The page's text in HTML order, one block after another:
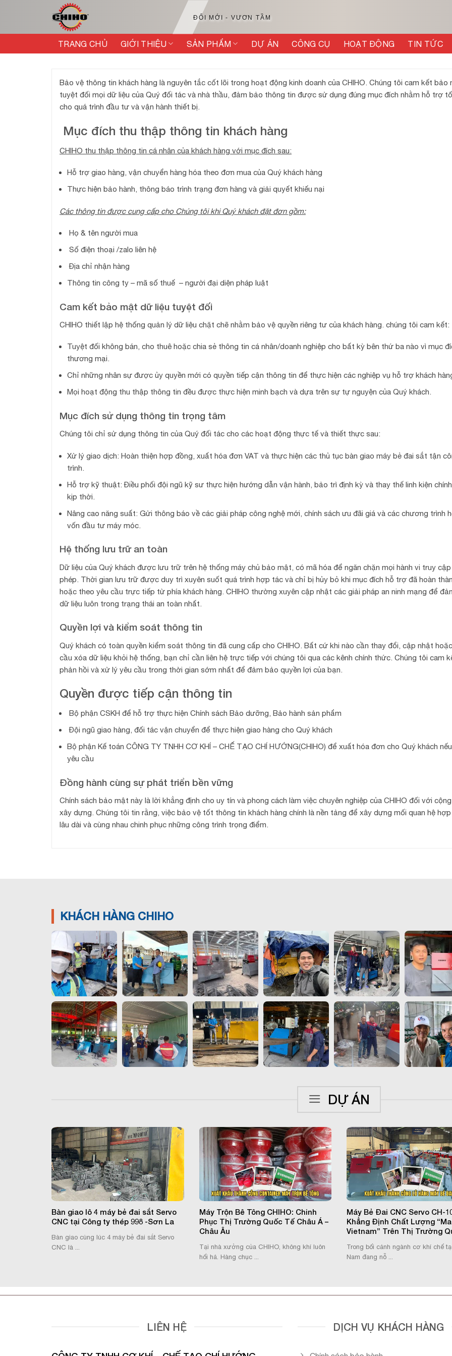
ĐỔI MỚI - VƯƠN TẦM
TRANG CHỦ GIỚI THIỆU SẢN PHẨM DỰ ÁN CÔNG CỤ HOẠT ĐỘNG TIN TỨC
Bảo vệ thông tin khách hàng là nguyên tắc cốt lõi trong hoạt động kinh doanh của CHIHO. Chúng tôi cam kết bảo
tuyệt đối mọi dữ liệu của Quý đối tác và nhà thầu, đảm bảo thông tin được sử dụng đúng mục đích nhằm hỗ trợ
cho quá trình đầu tư và vận hành thiết bị.
Mục đích thu thập thông tin khách hàng
CHIHO thu thập thông tin cá nhân của khách hàng với mục đích sau:
Hỗ trợ giao hàng, vận chuyển hàng hóa theo đơn mua của Quý khách hàng
Thực hiện bảo hành, thông báo trình trạng đơn hàng và giải quyết khiếu nại
Các thông tin được cung cấp cho Chúng tôi khi Quý khách đặt đơn gồm:
Họ & tên người mua
Số điện thoại /zalo liên hệ
Địa chỉ nhận hàng
Thông tin công ty – mã số thuế – người đại diện pháp luật
Cam kết bảo mật dữ liệu tuyệt đối
CHIHO thiết lập hệ thống quản lý dữ liệu chặt chẽ nhằm bảo vệ quyền riêng tư của khách hàng. chúng tôi cam kết:
Tuyệt đối không bán, cho thuê hoặc chia sẻ thông tin cá nhân/doanh nghiệp cho bất kỳ bên thứ ba nào vì mục
thương mại.
Chỉ những nhân sự được ủy quyền mới có quyền tiếp cận thông tin để thực hiện các nghiệp vụ hỗ trợ khách
Mọi hoạt động thu thập thông tin đều được thực hiện minh bạch và dựa trên sự tự nguyện của Quý khách.
Mục đích sử dụng thông tin trọng tâm
Chúng tôi chỉ sử dụng thông tin của Quý đối tác cho các hoạt động thực tế và thiết thực sau:
Xử lý giao dịch: Hoàn thiện hợp đồng, xuất hóa đơn VAT và thực hiện các thủ tục bàn giao máy bẻ đai sắt tận
trình.
Hỗ trợ kỹ thuật: Điều phối đội ngũ kỹ sư thực hiện hướng dẫn vận hành, bảo trì định kỳ và thay thế linh kiện
kịp thời.
Nâng cao năng suất: Gửi thông báo về các giải pháp công nghệ mới, chính sách ưu đãi giá và các chương trình
vốn đầu tư máy móc.
Hệ thống lưu trữ an toàn
Dữ liệu của Quý khách được lưu trữ trên hệ thống máy chủ bảo mật, có mã hóa để ngăn chặn mọi hành vi truy
phép. Thời gian lưu trữ được duy trì xuyên suốt quá trình hợp tác và chỉ bị hủy bỏ khi mục đích hỗ trợ đã hoàn
hoặc theo yêu cầu trực tiếp từ phía khách hàng. CHIHO thường xuyên cập nhật các giải pháp an ninh mạng để
dữ liệu luôn trong trạng thái an toàn nhất.
Quyền lợi và kiểm soát thông tin
Quý khách có toàn quyền kiểm soát thông tin đã cung cấp cho CHIHO. Bất cứ khi nào cần thay đổi, cập nhật
cầu xóa dữ liệu khỏi hệ thống, bạn chỉ cần liên hệ trực tiếp với chúng tôi qua các kênh chính thức. Chúng tôi cam
phản hồi và xử lý yêu cầu trong thời gian sớm nhất để đảm bảo quyền lợi của bạn.
Quyền được tiếp cận thông tin
Bộ phận CSKH để hỗ trợ thực hiện Chính sách Bảo dưỡng, Bảo hành sản phẩm
Đội ngũ giao hàng, đối tác vận chuyển để thực hiện giao hàng cho Quý khách
Bộ phận Kế toán CÔNG TY TNHH CƠ KHÍ – CHẾ TẠO CHÍ HƯỚNG(CHIHO) để xuất hóa đơn cho Quý khách
yêu cầu
Đồng hành cùng sự phát triển bền vững
Chính sách bảo mật này là lời khẳng định cho uy tín và phong cách làm việc chuyên nghiệp của CHIHO đối với
xây dựng. Chúng tôi tin rằng, việc bảo vệ tốt thông tin khách hàng chính là nền tảng để xây dựng mối quan hệ
lâu dài và cùng nhau chinh phục những công trình trọng điểm.
KHÁCH HÀNG CHIHO
DỰ ÁN
Bàn giao lô 4 máy bẻ đai sắt Servo
CNC tại Công ty thép 998 -Sơn La
Bàn giao cùng lúc 4 máy bẻ đai sắt Servo
CNC là ...
Máy Trộn Bê Tông CHIHO: Chinh
Phục Thị Trường Quốc Tế Châu Á –
Châu Âu
Tại nhà xưởng của CHIHO, không khí luôn
hối hả. Hàng chục ...
Máy Bẻ Đai CNC Servo CH-
Khẳng Định Chất Lượng
Vietnam” Trên Thị Trường
Trong bối cảnh ngành cơ khí chế
Nam đang nỗ ...
LIÊN HỆ DỊCH VỤ KHÁCH HÀNG